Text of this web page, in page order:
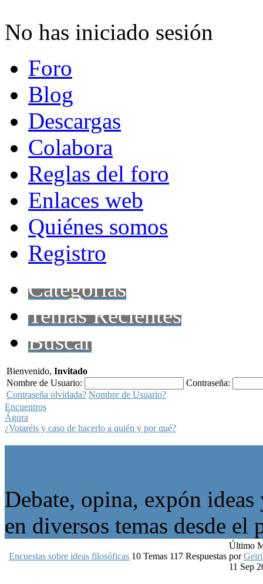
No has iniciado sesión
Foro
Blog
Descargas
Colabora
Reglas del foro
Enlaces web
Quiénes somos
Registro
Categorías
Temas Recientes
Buscar
Bienvenido, Invitado
Nombre de Usuario:
Contraseña:
Contraseña olvidada? Nombre de Usuario?
Encuentros
Ágora
¿Votaréis y caso de hacerlo a quién y por qué?
Debate, opina, expón
en diversos temas desde
Encuestas sobre ideas filosóficas 10 Temas 117 Respuestas
Último
por
11 Sep